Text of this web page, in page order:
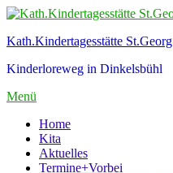
Zum
springen
Kath.Kindertagesstätte St.Georg
Kinderloreweg in Dinkelsbühl
Menü
Home
Kita
Aktuelles
Termine+Vorbei